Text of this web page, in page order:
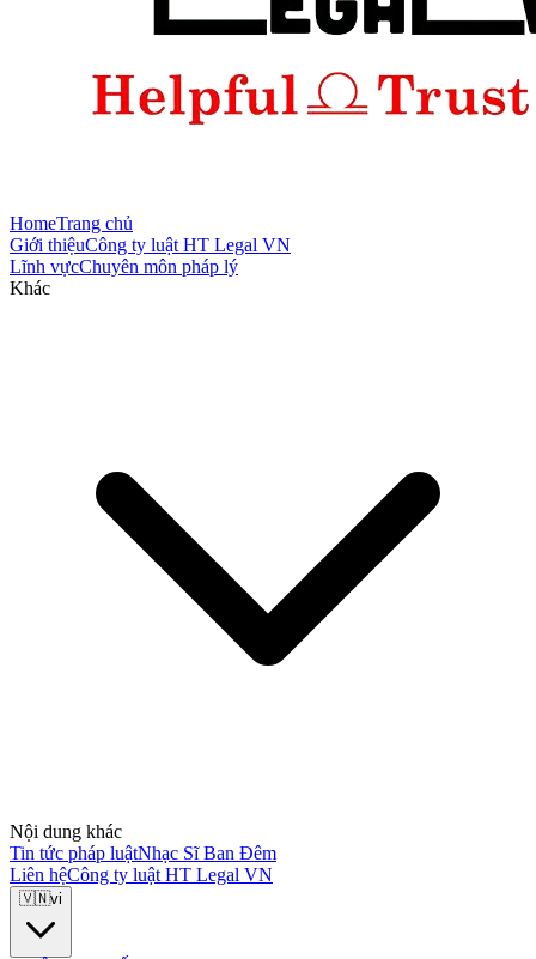
HomeTrang chủ
Giới thiệuCông ty luật HT Legal VN
Lĩnh vựcChuyên môn pháp lý
Khác
Nội dung khác
Tin tức pháp luậtNhạc Sĩ Ban Đêm
Liên hệCông ty luật HT Legal VN
🇻🇳vi